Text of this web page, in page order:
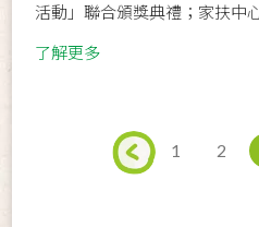
活動」聯合頒獎典禮；家扶中
了解更多
1 2